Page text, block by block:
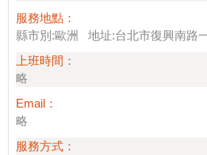
服務地點：
縣市別:歐洲 地址:台北市復興南路
上班時間：
略
Email：
略
服務方式：